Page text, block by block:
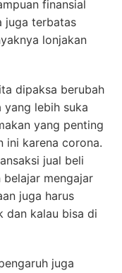
finansial
juga terbatas
lonjakan
dipaksa berubah
yang lebih suka
yang penting
ini karena corona.
jual beli
belajar mengajar
juga harus
dan kalau bisa di
juga